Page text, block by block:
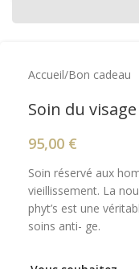
Accueil/Bon cadeau
Soin du
95,00 €
Soin réservé aux
vieillissement. La
phyt’s est une
soins anti- ge.